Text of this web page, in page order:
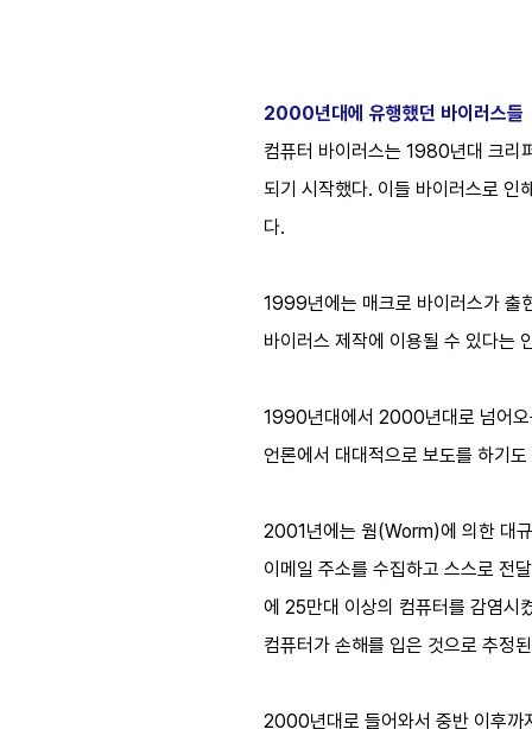
2000년대에 유행했던 바이러스들
컴퓨터 바이러스는 1980년대 크리
되기 시작했다. 이들 바이러스로 인
다.
1999년에는 매크로 바이러스가 출
바이러스 제작에 이용될 수 있다는
1990년대에서 2000년대로 넘어오
언론에서 대대적으로 보도를 하기
2001년에는 웜(Worm)에 의한 대
이메일 주소를 수집하고 스스로 전
에 25만대 이상의 컴퓨터를 감염시
컴퓨터가 손해를 입은 것으로 추정
2000년대로 들어와서 중반 이후까